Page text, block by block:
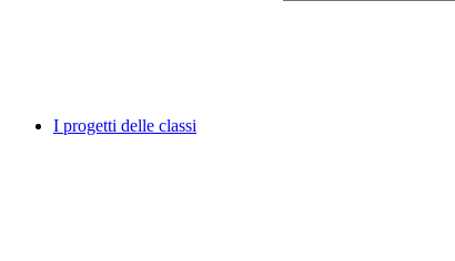
I progetti delle classi